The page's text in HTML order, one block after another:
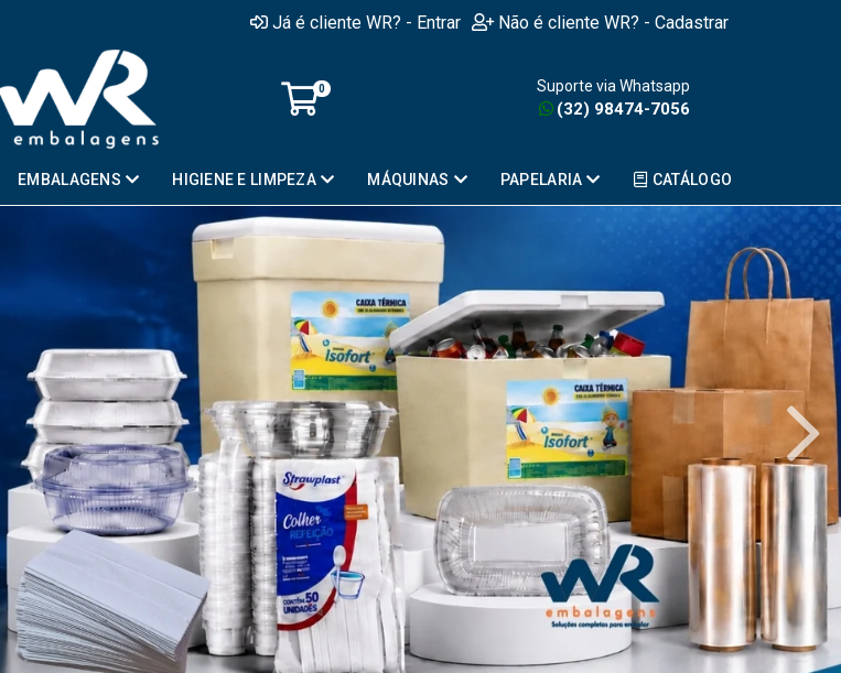
Já é cliente WR? - Entrar Não é cliente WR? - Cadastrar
0 Suporte via Whatsapp
(32) 98474-7056
EMBALAGENS HIGIENE E LIMPEZA MÁQUINAS PAPELARIA CATÁLOGO